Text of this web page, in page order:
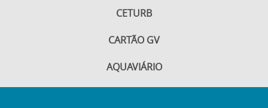
CETURB
CARTÃO GV
AQUAVIÁRIO